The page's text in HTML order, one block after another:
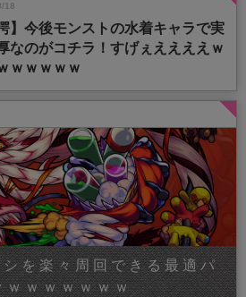
18
】今後モンストの水着キャラで実
なのがコチラ！すげぇええええｗ
ｗｗｗｗｗ
を 楽 々 周 回 で き る 最 適 パ
ｗ ｗ ｗ ｗ ｗ ｗ ｗ